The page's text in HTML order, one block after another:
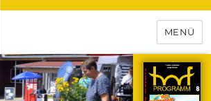
– das
für
MENÜ